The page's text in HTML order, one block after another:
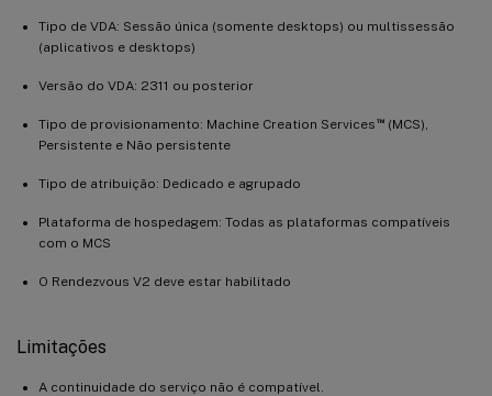
Tipo de VDA: Sessão única (somente desktops) ou multissessão
(aplicativos e desktops)
Versão do VDA: 2311 ou posterior
Tipo de provisionamento: Machine Creation Services ™(MCS),
Persistente e Não persistente
Tipo de atribuição: Dedicado e agrupado
Plataforma de hospedagem: Todas as plataformas compatíveis
com o MCS
O Rendezvous V2 deve estar habilitado
Limitações
A continuidade do serviço não é compatível.